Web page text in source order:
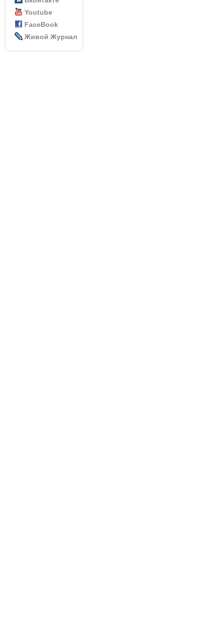
Youtube
FaceBook
Живой Журнал